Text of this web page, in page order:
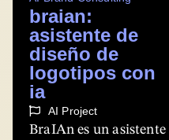
braian:
asistente de
diseño de
logotipos con
ia
AI Project
BraIAn es un asistente